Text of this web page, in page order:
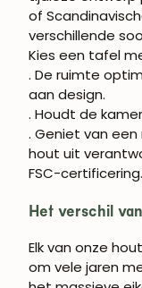
of
verschillende
Kies een tafel
. De ruimte
aan design.
. Houdt de
. Geniet van
hout uit
FSC-certificering.
Het verschil
Elk van onze
om vele jaren